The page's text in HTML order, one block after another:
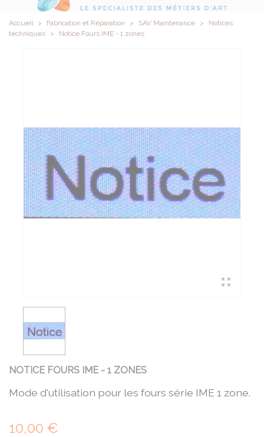
Accueil > Fabrication et Réparation > SAV Maintenance >
Notices
techniques
> Notice Fours IME - 1 zones
NOTICE FOURS IME - 1 ZONES
Mode d'utilisation pour les fours série IME 1 zone.
10,00 €